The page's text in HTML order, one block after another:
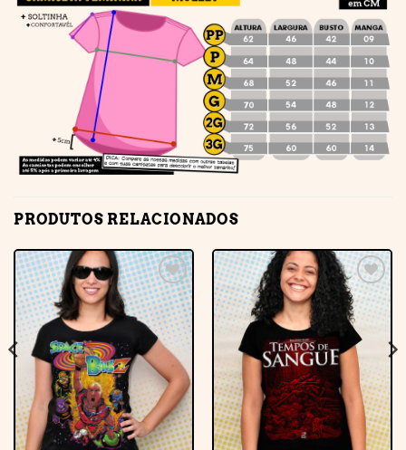
PRODUTOS RELACIONADOS
Adicionar
à lista de
desejos
Adicionar
à lista de
desejos